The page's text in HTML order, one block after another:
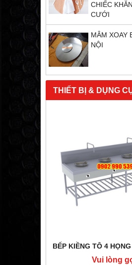
CHIẾC
CƯỚI
MÂM XOAY
NỘI
THIẾT BỊ & DỤNG
BẾP KIỀNG TÔ 4
Vui lòng